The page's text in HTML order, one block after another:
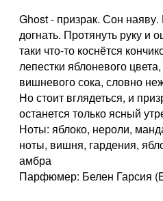
Ghost - призрак. Сон наяву.
догнать. Протянуть руку и
таки что-то коснётся
лепестки яблоневого
вишневого сока, словно
Но стоит вглядеться, и
останется только ясный
Ноты: яблоко, нероли,
ноты, вишня, гардения,
амбра
Парфюмер: Белен Гарсия